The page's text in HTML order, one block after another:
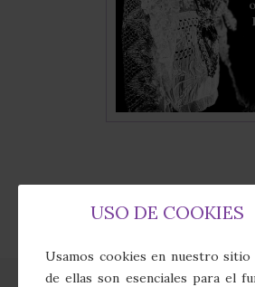
USO DE COOKIES
Usamos cookies en nuestro sitio
de ellas son esenciales para el